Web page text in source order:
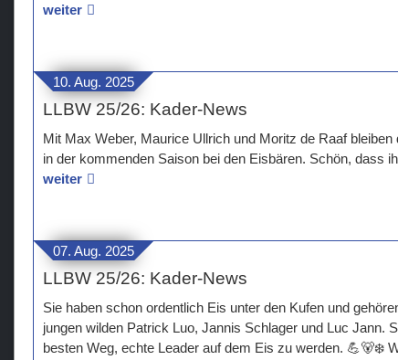
weiter
10. Aug. 2025
LLBW 25/26: Kader-News
Mit Max Weber, Maurice Ullrich und Moritz de Raaf
in der kommenden Saison bei den Eisbären. Schön, dass
weiter
07. Aug. 2025
LLBW 25/26: Kader-News
Sie haben schon ordentlich Eis unter den Kufen und
jungen wilden Patrick Luo, Jannis Schlager und Luc Jann.
besten Weg, echte Leader auf dem Eis zu werden. 💪🐻‍❄️